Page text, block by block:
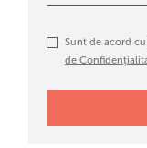
Sunt de acord cu
de